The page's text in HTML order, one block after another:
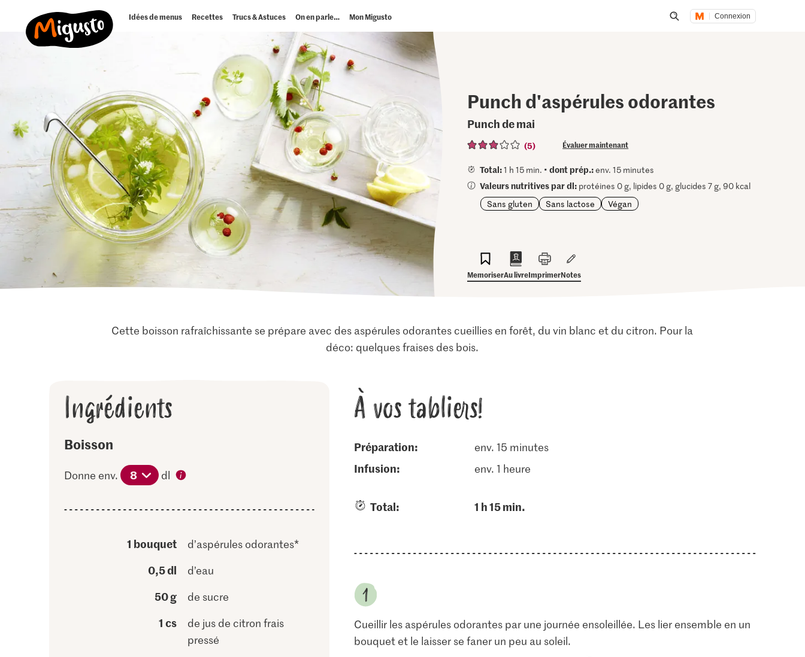
Idées de menus Recettes Trucs & Astuces On en parle… Mon Migusto Connexion
Punch d'aspérules odorantes
Punch de mai
(5) Évaluer maintenant
Total:1 h 15 min. •dont prép.:env. 15 minutes
Valeurs nutritives par dl: protéines 0 g, lipides 0 g, glucides 7 g, 90 kcal
Sans gluten
Sans lactose Végan
MemoriserAu livreImprimerNotes
Cette boisson rafraîchissante se prépare avec des aspérules odorantes cueillies en forêt, du vin blanc et du citron. Pour la
déco: quelques fraises des bois.
Ingrédients
Boisson
Donne env. 8 dl
1 bouquet d’aspérules odorantes*
0,5 dl d’eau
50 g de sucre
1 cs
de jus de citron frais
pressé
À vos tabliers!
Préparation: env. 15 minutes
infusion: env. 1 heure
Total: 1 h 15 min.
Cueillir les aspérules odorantes par une journée ensoleillée. Les lier ensemble en un
bouquet et le laisser se faner un peu au soleil.